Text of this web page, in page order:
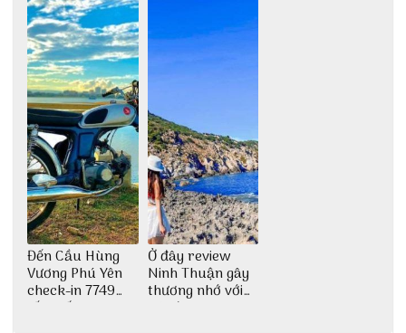
Đến Cầu Hùng
Vương Phú Yên
check-in 7749
tấm sống ảo
Ở đây review
Ninh Thuận gây
thương nhớ với
nét đẹp thiên